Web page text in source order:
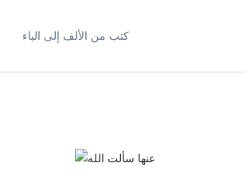
كتب من الألف إلى الياء